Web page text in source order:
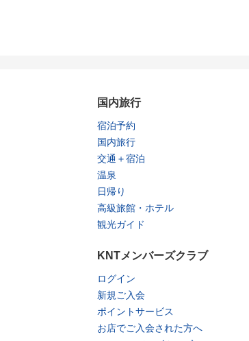
国内旅行
宿泊予約
国内旅行
交通＋宿泊
温泉
日帰り
高級旅館・ホテル
観光ガイド
KNTメンバーズクラブ
ログイン
新規ご入会
ポイントサービス
お店でご入会された方へ